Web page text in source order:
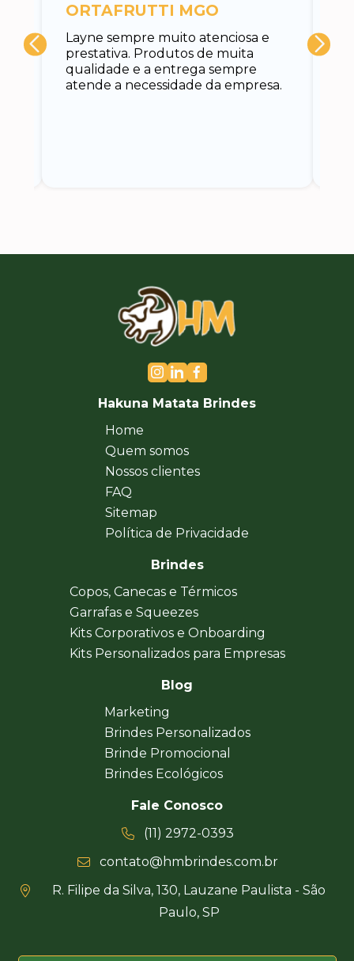
Layne sempre muito atenciosa e
prestativa. Produtos de muita
qualidade e a entrega sempre
atende a necessidade da empresa.
ORTAFRUTTI MGO
Hakuna Matata Brindes
Home
Quem somos
Nossos clientes
FAQ
Sitemap
Política de Privacidade
Brindes
Copos, Canecas e Térmicos
Garrafas e Squeezes
Kits Corporativos e Onboarding
Kits Personalizados para Empresas
Blog
Marketing
Brindes Personalizados
Brinde Promocional
Brindes Ecológicos
Fale Conosco
(11) 2972-0393
contato@hmbrindes.com.br
R. Filipe da Silva, 130, Lauzane Paulista - São
Paulo, SP